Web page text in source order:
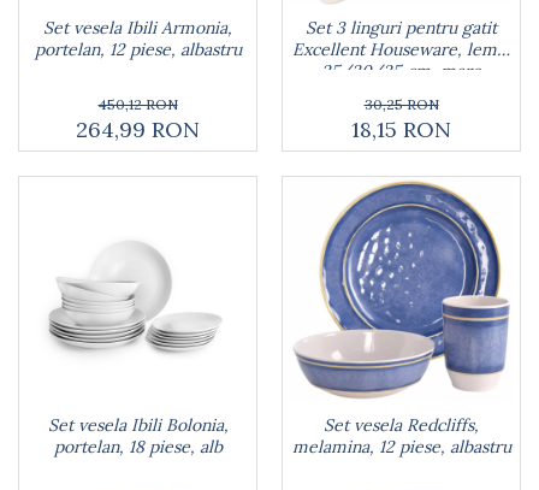
alimente
Oliviere si solnite
Suporturi oale
Tavi servire
Seturi servire tapas
Depozitare alimente
Caserole
Cutii Alimentare
Cutii pentru paine
Organizatoare frigider
Recipiente condimente
Covorase intrare
Suporturi si rame fotografii
Odorizante auto
Odorizante camera
Seturi desen
Set vesela Ibili Armonia,
portelan, 12 piese, albastru
450,12 RON
264,99 RON
Set 3 linguri pentru gatit
Excellent Houseware, lemn,
25/30/35 cm, maro
30,25 RON
18,15 RON
Set vesela Ibili Bolonia,
portelan, 18 piese, alb
Set vesela Redcliffs,
melamina, 12 piese, albastru